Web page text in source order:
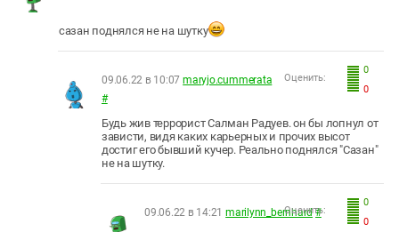
сазан поднялся не на шутку
0
0
Оценить:
09.06.22 в 10:07 maryjo.cummerata
#
Будь жив террорист Салман Радуев. он бы лопнул от
зависти, видя каких карьерных и прочих высот
достиг его бывший кучер. Реально поднялся "Сазан"
не на шутку.
0
0
Оценить:
09.06.22 в 14:21 marilynn_bernhard #